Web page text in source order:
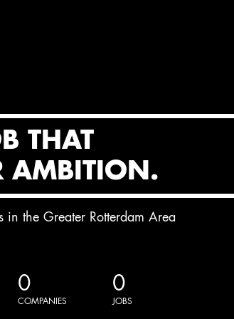
THAT
AMBITION.
in the Greater Rotterdam Area
0
COMPANIES
0
JOBS